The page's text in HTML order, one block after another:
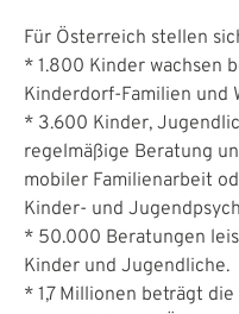
Für Österreich stellen
* 1.800 Kinder wachsen
Kinderdorf-Familien und
* 3.600 Kinder,
regelmäßige Beratung
mobiler Familienarbeit
Kinder- und
* 50.000 Beratungen
Kinder und Jugendliche.
* 1,7 Millionen beträgt